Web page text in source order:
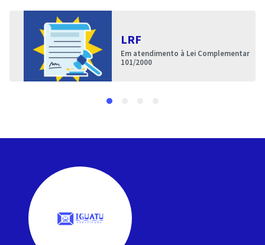
LRF
Em atendimento à Lei Complementar
101/2000